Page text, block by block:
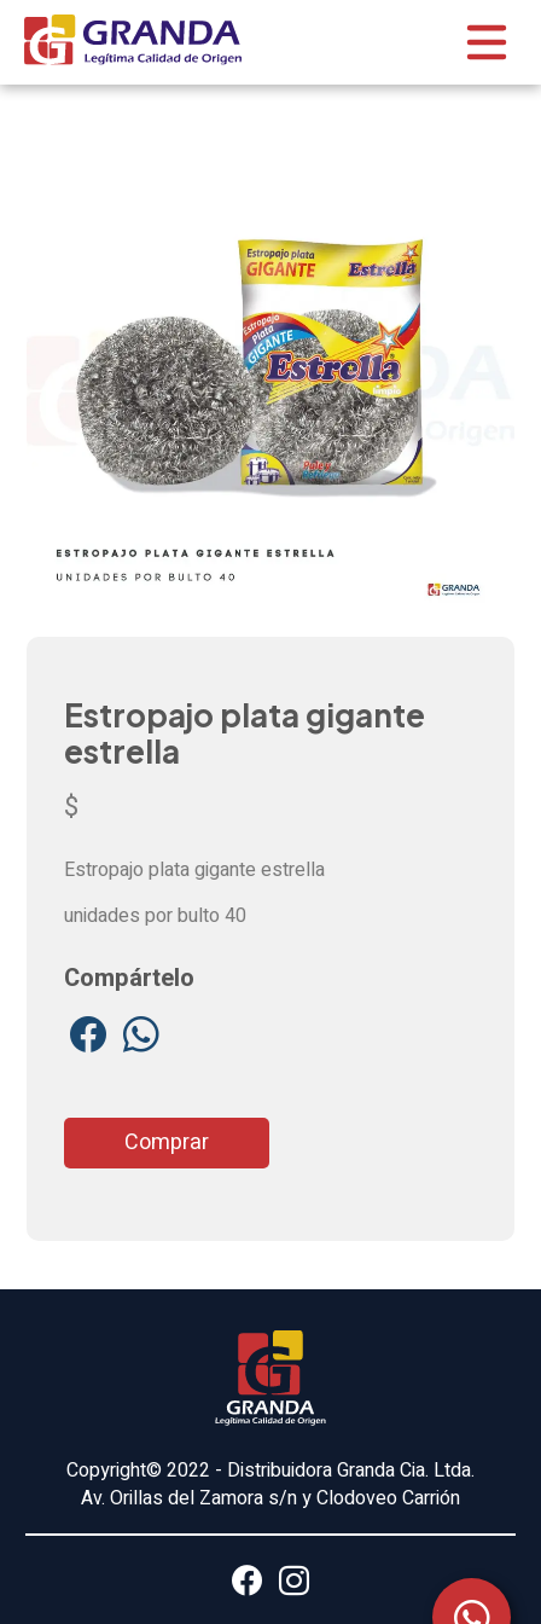
Estropajo plata gigante
estrella
$
Estropajo plata gigante estrella
unidades por bulto 40
Compártelo
Comprar
Copyright© 2022 - Distribuidora Granda Cia. Ltda.
Av. Orillas del Zamora s/n y Clodoveo Carrión